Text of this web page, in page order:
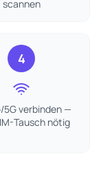
scannen
4
5G verbinden —
Tausch nötig